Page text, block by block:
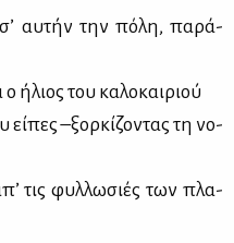
αυ­τήν την πό­λη, πα­ρά­
ήλιος του κα­λο­και­ριού
εί­πες –ξορ­κί­ζο­ντας τη νο­
τις φυλ­λω­σιές των πλα­